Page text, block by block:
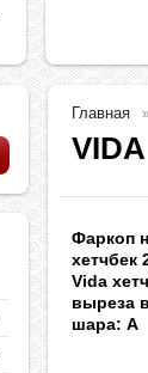
Главная
VIDA
Фаркоп
хетчбек
Vida
выреза
шара: A